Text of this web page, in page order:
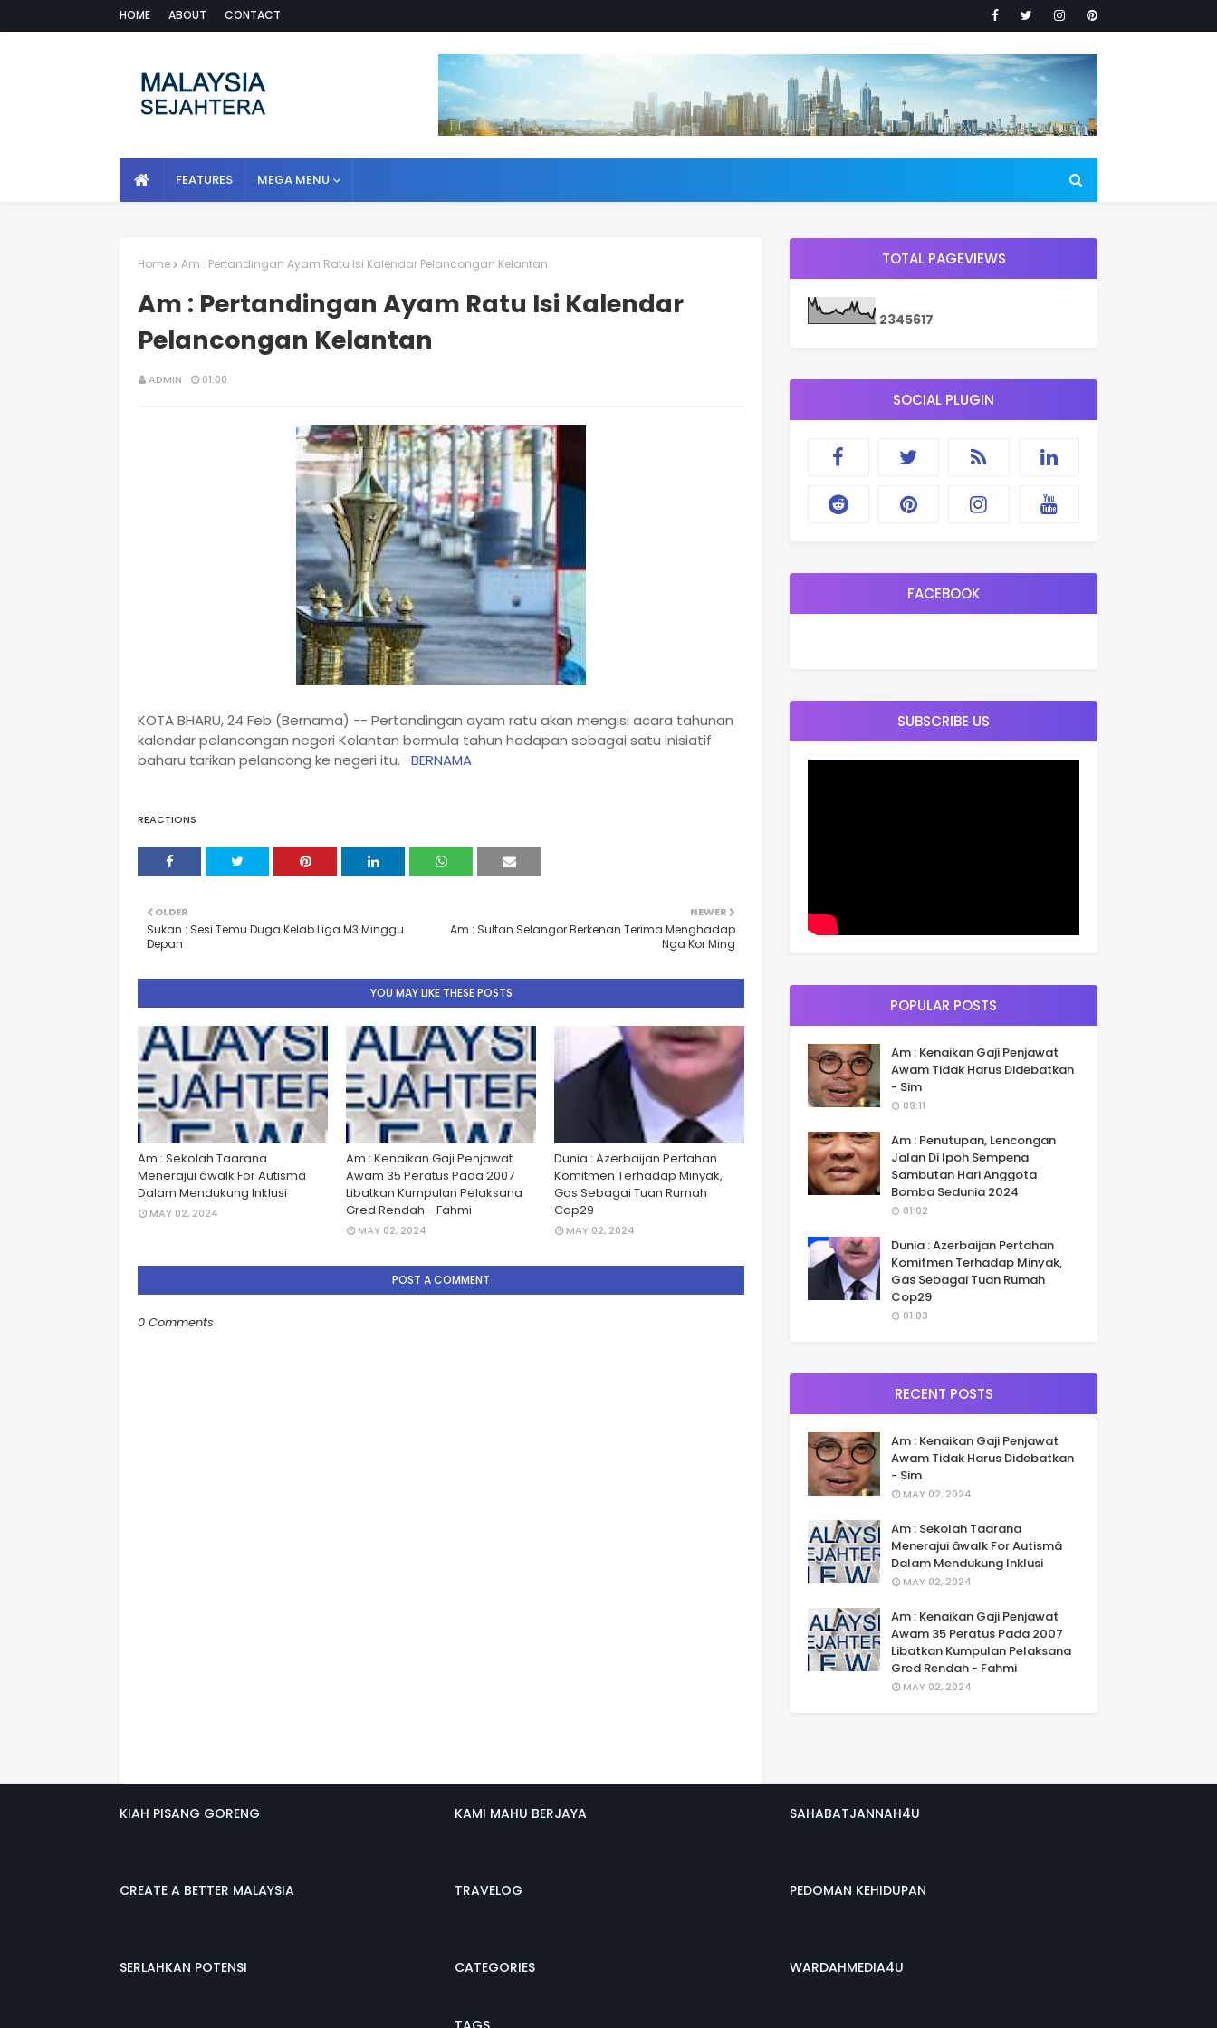
HOME ABOUT CONTACT
FEATURES MEGA MENU
Home Am : Pertandingan Ayam Ratu Isi Kalendar Pelancongan Kelantan
Am : Pertandingan Ayam Ratu Isi Kalendar
Pelancongan Kelantan
ADMIN 01:00
KOTA BHARU, 24 Feb (Bernama) -- Pertandingan ayam ratu akan mengisi acara tahunan
kalendar pelancongan negeri Kelantan bermula tahun hadapan sebagai satu inisiatif
baharu tarikan pelancong ke negeri itu. -BERNAMA
REACTIONS
NEWER
Am : Sultan Selangor Berkenan Terima Menghadap
Nga Kor Ming
OLDER
Sukan : Sesi Temu Duga Kelab Liga M3 Minggu
Depan
YOU MAY LIKE THESE POSTS
Am : Sekolah Taarana
Menerajui âwalk For Autismâ
Dalam Mendukung Inklusi
MAY 02, 2024
Am : Kenaikan Gaji Penjawat
Awam 35 Peratus Pada 2007
Libatkan Kumpulan Pelaksana
Gred Rendah - Fahmi
MAY 02, 2024
Dunia : Azerbaijan Pertahan
Komitmen Terhadap Minyak,
Gas Sebagai Tuan Rumah
Cop29
MAY 02, 2024
POST A COMMENT
0 Comments
TOTAL PAGEVIEWS
2345617
SOCIAL PLUGIN
FACEBOOK
SUBSCRIBE US
POPULAR POSTS
Am : Kenaikan Gaji Penjawat
Awam Tidak Harus Didebatkan
- Sim
09:11
Am : Penutupan, Lencongan
Jalan Di Ipoh Sempena
Sambutan Hari Anggota
Bomba Sedunia 2024
01:02
Dunia : Azerbaijan Pertahan
Komitmen Terhadap Minyak,
Gas Sebagai Tuan Rumah
Cop29
01:03
RECENT POSTS
Am : Kenaikan Gaji Penjawat
Awam Tidak Harus Didebatkan
- Sim
MAY 02, 2024
Am : Sekolah Taarana
Menerajui âwalk For Autismâ
Dalam Mendukung Inklusi
MAY 02, 2024
Am : Kenaikan Gaji Penjawat
Awam 35 Peratus Pada 2007
Libatkan Kumpulan Pelaksana
Gred Rendah - Fahmi
MAY 02, 2024
KIAH PISANG GORENG
CREATE A BETTER MALAYSIA
SERLAHKAN POTENSI
KAMI MAHU BERJAYA
TRAVELOG
CATEGORIES
SAHABATJANNAH4U
PEDOMAN KEHIDUPAN
WARDAHMEDIA4U